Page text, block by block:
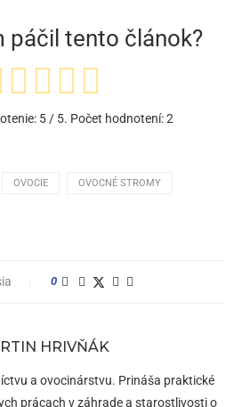
páčil tento článok?
5/ 5. Počet hodnotení:2
OVOCIE OVOCNÉ STROMY
0
HRIVŇÁK
a ovocinárstvu. Prináša praktické
prácach v záhrade a starostlivosti o